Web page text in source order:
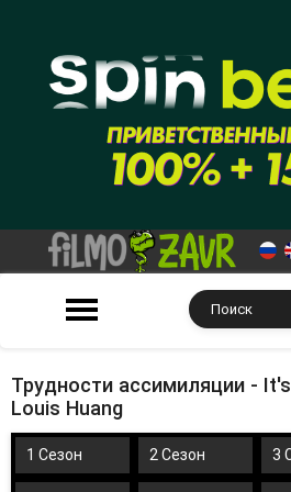
Трудности ассимиляции -
Louis Huang
1 Сезон 2 Сезон 3